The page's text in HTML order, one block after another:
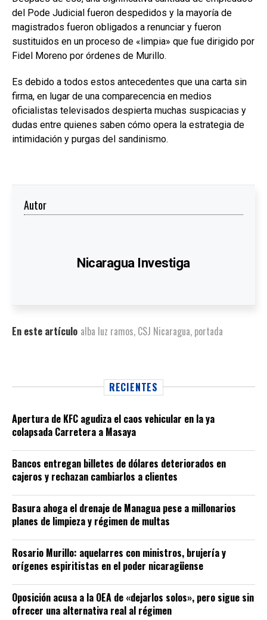
del Pode Judicial fueron despedidos y la mayoría de
magistrados fueron obligados a renunciar y fueron
sustituidos en un proceso de «limpia» que fue dirigido por
Fidel Moreno por órdenes de Murillo.
Es debido a todos estos antecedentes que una carta sin
firma, en lugar de una comparecencia en medios
oficialistas televisados despierta muchas suspicacias y
dudas entre quienes saben cómo opera la estrategia de
intimidación y purgas del sandinismo.
Autor
Nicaragua Investiga
En este artículo alba luz ramos, CSJ Nicaragua, portada
RECIENTES
Apertura de KFC agudiza el caos vehicular en la ya
colapsada Carretera a Masaya
Bancos entregan billetes de dólares deteriorados en
cajeros y rechazan cambiarlos a clientes
Basura ahoga el drenaje de Managua pese a millonarios
planes de limpieza y régimen de multas
Rosario Murillo: aquelarres con ministros, brujería y
orígenes espiritistas en el poder nicaragüense
Oposición acusa a la OEA de «dejarlos solos», pero sigue sin
ofrecer una alternativa real al régimen